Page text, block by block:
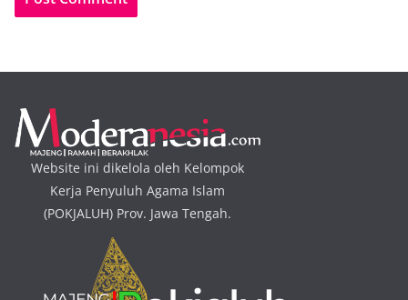
Website ini dikelola oleh Kelompok
Kerja Penyuluh Agama Islam
(POKJALUH) Prov. Jawa Tengah.